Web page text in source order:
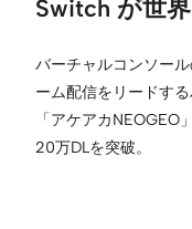
Switch が世
バーチャルコンソー
ーム配信をリードす
「アケアカNEOGEO
20万DLを突破。